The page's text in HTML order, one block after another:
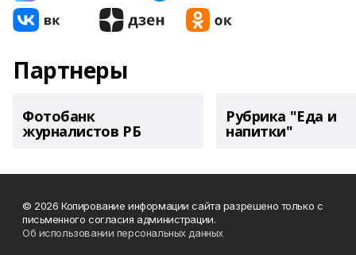
Партнеры
Фотобанк
журналистов РБ
Рубрика "Еда и
напитки"
© 2026 Копирование информации сайта разрешено только с
письменного согласия администрации.
Об использовании персональных данных